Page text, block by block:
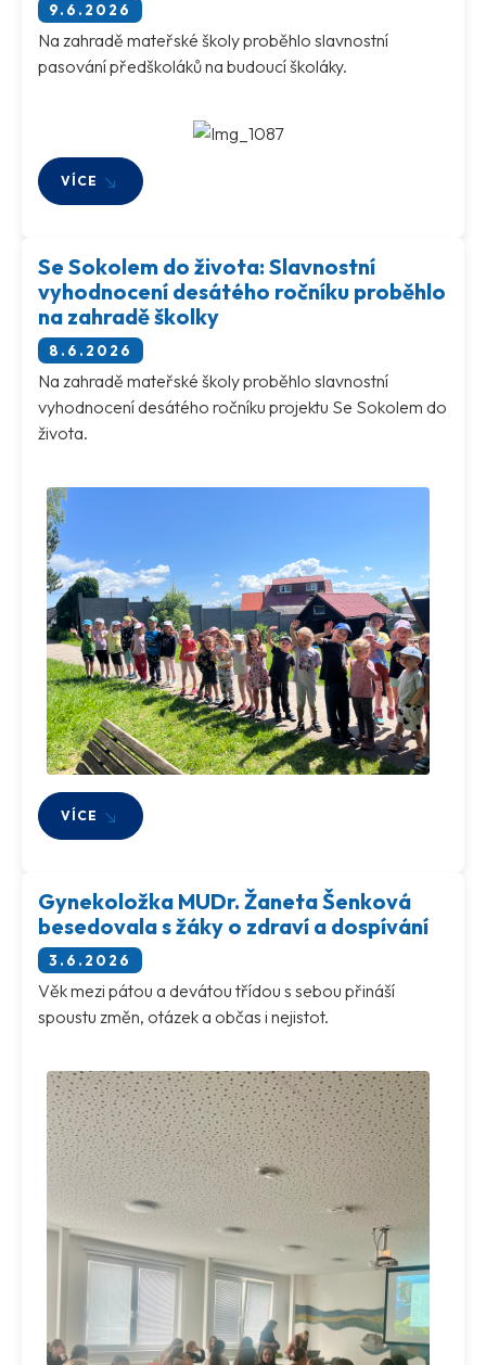
9.6.2026
Na zahradě mateřské školy proběhlo slavnostní
pasování předškoláků na budoucí školáky.
VÍCE
Se Sokolem do života: Slavnostní
vyhodnocení desátého ročníku proběhlo
na zahradě školky
8.6.2026
Na zahradě mateřské školy proběhlo slavnostní
vyhodnocení desátého ročníku projektu Se Sokolem do
života.
VÍCE
Gynekoložka MUDr. Žaneta Šenková
besedovala s žáky o zdraví a dospívání
3.6.2026
Věk mezi pátou a devátou třídou s sebou přináší
spoustu změn, otázek a občas i nejistot.